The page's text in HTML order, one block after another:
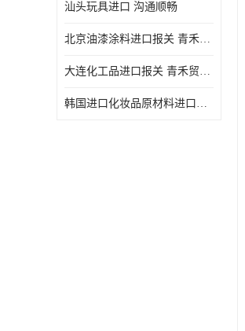
汕头玩具进口 沟通顺畅
北京油漆涂料进口报关 青禾贸易 服务好
大连化工品进口报关 青禾贸易 售后完善
韩国进口化妆品原材料进口清关公司 青禾贸易 团队服务